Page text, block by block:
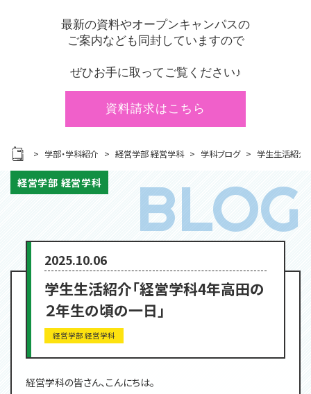
最新の資料やオープンキャンパスの
ご案内なども同封していますので
ぜひお手に取ってご覧ください♪
資料請求はこちら
学部・学科紹介 経営学部 経営学科 学科ブログ 学生生活紹介
経営学部 経営学科
2025.10.06
学生生活紹介「経営学科4年高田の
２年生の頃の一日」
経営学部 経営学科
経営学科の皆さん、こんにちは。